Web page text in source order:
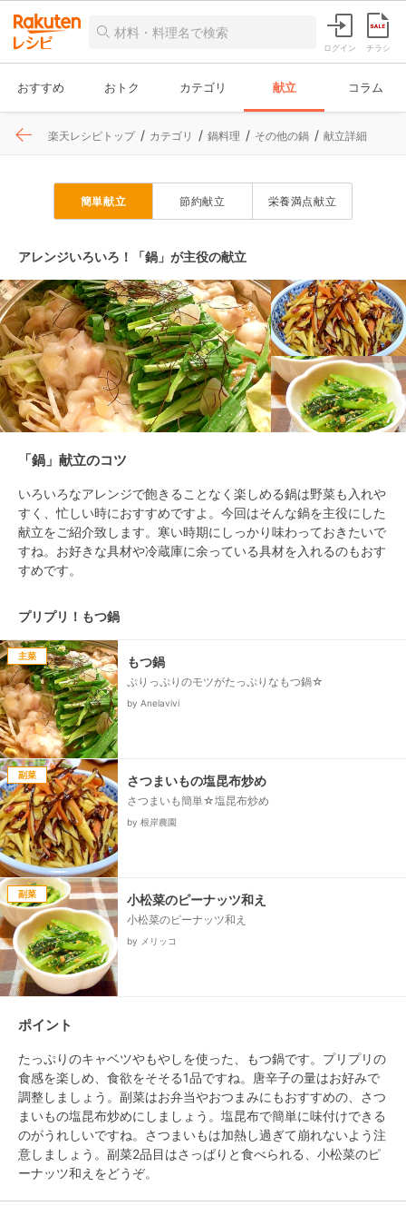
ログイン チラシ
おすすめ おトク カテゴリ 献立 コラム
楽天レシピトップ カテゴリ 鍋料理 その他の鍋 献立詳細
簡単献立 節約献立 栄養満点献立
アレンジいろいろ！「鍋」が主役の献立
「鍋」献立のコツ
いろいろなアレンジで飽きることなく楽しめる鍋は野菜も入れや
すく、忙しい時におすすめですよ。今回はそんな鍋を主役にした
献立をご紹介致します。寒い時期にしっかり味わっておきたいで
すね。お好きな具材や冷蔵庫に余っている具材を入れるのもおす
すめです。
プリプリ！もつ鍋
主菜 もつ鍋
ぷりっぷりのモツがたっぷりなもつ鍋☆
by Anelavivi
副菜 さつまいもの塩昆布炒め
さつまいも簡単☆塩昆布炒め
by 根岸農園
副菜 小松菜のピーナッツ和え
小松菜のピーナッツ和え
by メリッコ
ポイント
たっぷりのキャベツやもやしを使った、もつ鍋です。プリプリの
食感を楽しめ、食欲をそそる1品ですね。唐辛子の量はお好みで
調整しましょう。副菜はお弁当やおつまみにもおすすめの、さつ
まいもの塩昆布炒めにしましょう。塩昆布で簡単に味付けできる
のがうれしいですね。さつまいもは加熱し過ぎて崩れないよう注
意しましょう。副菜2品目はさっぱりと食べられる、小松菜のピ
ーナッツ和えをどうぞ。